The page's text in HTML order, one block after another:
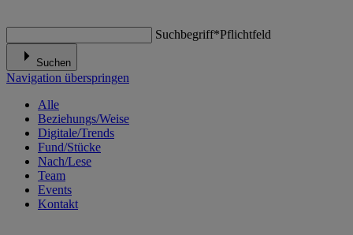
Suchbegriff*Pflichtfeld
Suchen
Navigation überspringen
Alle
Beziehungs/Weise
Digitale/Trends
Fund/Stücke
Nach/Lese
Team
Events
Kontakt